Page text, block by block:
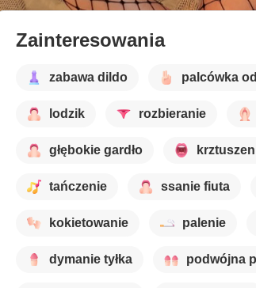
Zainteresowania
zabawa dildo palcówka
lodzik rozbieranie
głębokie gardło
tańczenie ssanie fiuta
kokietowanie palenie
dymanie tyłka podwójna